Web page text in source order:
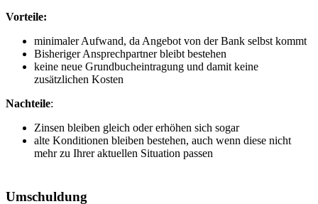
Vorteile:
minimaler Aufwand, da Angebot von der Bank selbst kommt
Bisheriger Ansprechpartner bleibt bestehen
keine neue Grundbucheintragung und damit keine
zusätzlichen Kosten
Nachteile:
Zinsen bleiben gleich oder erhöhen sich sogar
alte Konditionen bleiben bestehen, auch wenn diese nicht
mehr zu Ihrer aktuellen Situation passen
Umschuldung